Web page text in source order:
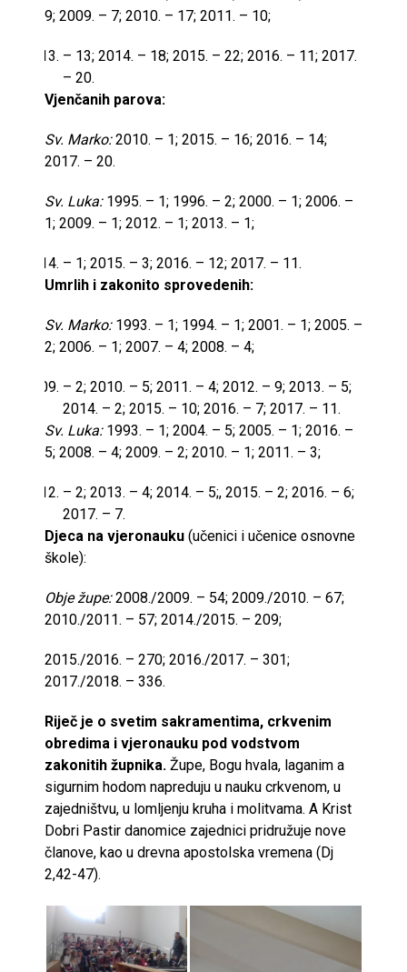
9; 2009. – 7; 2010. – 17; 2011. – 10;
– 13; 2014. – 18; 2015. – 22; 2016. – 11; 2017.
– 20.
Vjenčanih parova:
Sv. Marko:2010. – 1; 2015. – 16; 2016. – 14;
2017. – 20.
Sv. Luka:1995. – 1; 1996. – 2; 2000. – 1; 2006. –
1; 2009. – 1; 2012. – 1; 2013. – 1;
– 1; 2015. – 3; 2016. – 12; 2017. – 11.
Umrlih i zakonito sprovedenih:
Sv. Marko:1993. – 1; 1994. – 1; 2001. – 1; 2005. –
2; 2006. – 1; 2007. – 4; 2008. – 4;
– 2; 2010. – 5; 2011. – 4; 2012. – 9; 2013. – 5;
2014. – 2; 2015. – 10; 2016. – 7; 2017. – 11.
Sv. Luka:1993. – 1; 2004. – 5; 2005. – 1; 2016. –
5; 2008. – 4; 2009. – 2; 2010. – 1; 2011. – 3;
– 2; 2013. – 4; 2014. – 5;, 2015. – 2; 2016. – 6;
2017. – 7.
Djeca na vjeronauku (učenici i učenice osnovne
škole):
Obje župe:2008./2009. – 54; 2009./2010. – 67;
2010./2011. – 57; 2014./2015. – 209;
2015./2016. – 270; 2016./2017. – 301;
2017./2018. – 336.
Riječ je o svetim sakramentima, crkvenim
obredima i vjeronauku pod vodstvom
zakonitih župnika. Župe, Bogu hvala, laganim a
sigurnim hodom napreduju u nauku crkvenom, u
zajedništvu, u lomljenju kruha i molitvama. A Krist
Dobri Pastir danomice zajednici pridružuje nove
članove, kao u drevna apostolska vremena (Dj
2,42-47).